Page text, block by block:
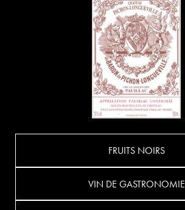
FRUITS NOIRS
VIN DE GASTRONOMIE